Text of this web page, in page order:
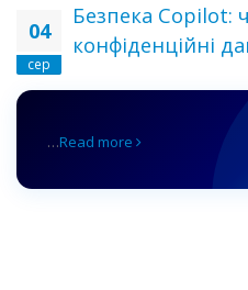
04
сер
Безпека Copilot:
конфіденційні
…Read more